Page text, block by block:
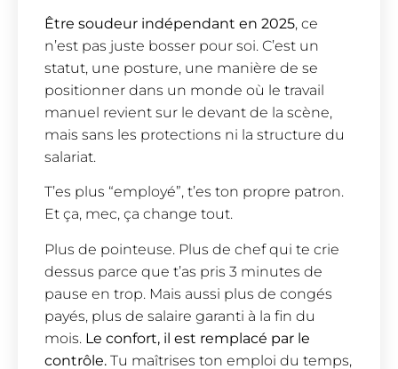
Être soudeur indépendant en 2025, ce
n’est pas juste bosser pour soi. C’est un
statut, une posture, une manière de se
positionner dans un monde où le travail
manuel revient sur le devant de la scène,
mais sans les protections ni la structure du
salariat.
T’es plus “employé”, t’es ton propre patron.
Et ça, mec, ça change tout.
Plus de pointeuse. Plus de chef qui te crie
dessus parce que t’as pris 3 minutes de
pause en trop. Mais aussi plus de congés
payés, plus de salaire garanti à la fin du
mois. Le confort, il est remplacé par le
contrôle. Tu maîtrises ton emploi du temps,